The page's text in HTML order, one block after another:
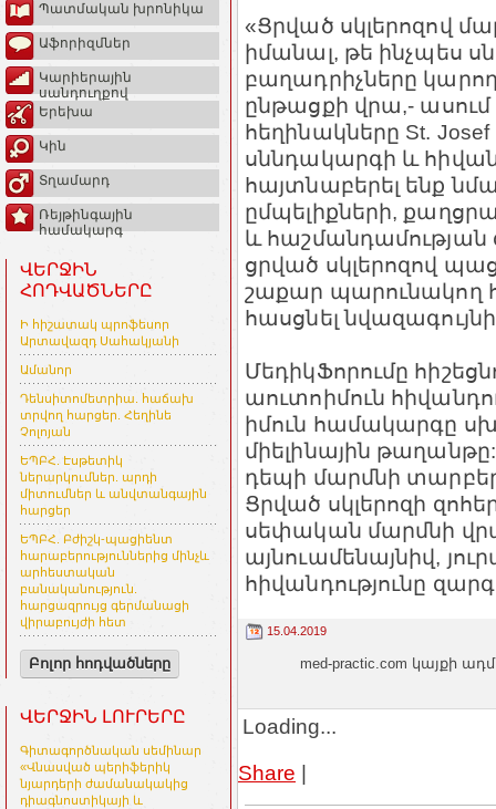
Պատմական խրոնիկա
Աֆորիզմներ
Կարիերային
սանդուղքով
Երեխա
Կին
Տղամարդ
Ռեյթինգային
համակարգ
ՎԵՐՋԻՆ
ՀՈԴՎԱԾՆԵՐԸ
Ի հիշատակ պրոֆեսոր
Արտավազդ Սահակյանի
Ամանոր
Դենսիտոմետրիա. հաճախ
տրվող հարցեր. Հեղինե
Չոլոյան
ԵՊԲՀ. Էսթետիկ
ներարկումներ. արդի
միտումներ և անվտանգային
հարցեր
ԵՊԲՀ. Բժիշկ-պացիենտ
հարաբերություններից մինչև
արհեստական
բանականություն.
հարցազրույց գերմանացի
վիրաբույժի հետ
Բոլոր հոդվածները
ՎԵՐՋԻՆ ԼՈՒՐԵՐԸ
Գիտագործնական սեմինար
«Վնասված պերիֆերիկ
նյարդերի ժամանակակից
դիագնոստիկայի և
«Ցրված սկլերոզով
իմանալ, թե ինչպես
բաղադրիչները
ընթացքի վրա,-
հեղինակները St. Josef
սննդակարգի և
հայտնաբերել ենք
ըմպելիքների,
և
ցրված սկլերոզով
շաքար պարունակող
հասցնել
ՄեդիկՖորումը
աուտոիմուն
իմուն համակարգը
միելինային
դեպի մարմնի
Ցրված սկլերոզի
սեփական մարմնի
այնուամենայնիվ,
հիվանդությունը
15.04.2019
med-practic.com կայքի
Loading...
Share |